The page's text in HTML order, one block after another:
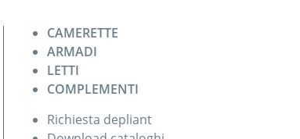
CAMERETTE
ARMADI
LETTI
COMPLEMENTI
Richiesta depliant